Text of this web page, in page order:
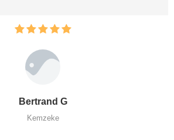
Bertrand G
Kemzeke